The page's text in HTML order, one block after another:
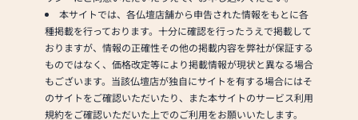
本サイトでは、各仏壇店舗から申告された情報をもとに各
種掲載を行っております。十分に確認を行ったうえで掲載して
おりますが、情報の正確性その他の掲載内容を弊社が保証する
ものではなく、価格改定等により掲載情報が現状と異なる場合
もございます。当該仏壇店が独自にサイトを有する場合にはそ
のサイトをご確認いただいたり、また本サイトのサービス利用
規約をご確認いただいた上でのご利用をお願いいたします。